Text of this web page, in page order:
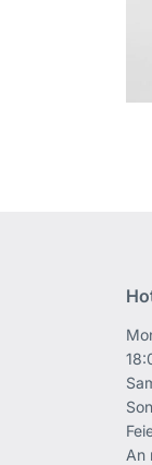
An